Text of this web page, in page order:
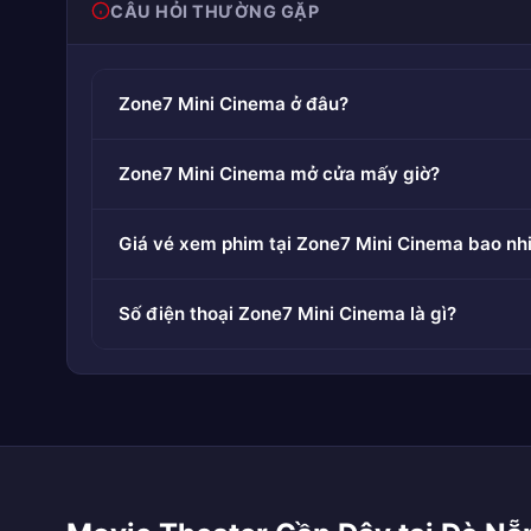
CÂU HỎI THƯỜNG GẶP
Zone7 Mini Cinema ở đâu?
Zone7 Mini Cinema mở cửa mấy giờ?
Giá vé xem phim tại Zone7 Mini Cinema bao
Số điện thoại Zone7 Mini Cinema là gì?